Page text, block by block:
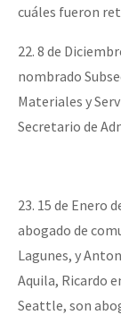
cuáles fueron
22. 8 de
nombrado
Materiales y
Secretario de
23. 15 de Enero
abogado de
Lagunes, y
Aquila, Ricardo
Seattle, son